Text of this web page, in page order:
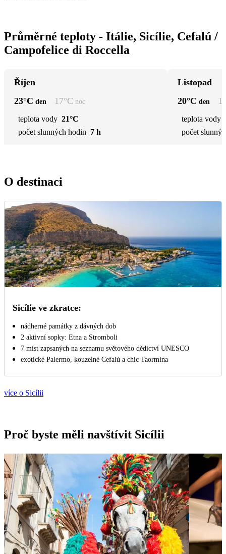
Průměrné teploty - Itálie, Sicílie, Cefalú /
Campofelice di Roccella
Říjen
23°C den 17°C noc
teplota vody 21°C
počet slunných hodin 7 h
Listopad
20°C den
teplota vody
počet
O destinaci
Sicílie ve zkratce:
nádherné památky z dávných dob
2 aktivní sopky: Etna a Stromboli
7 míst zapsaných na seznamu světového dědictví UNESCO
exotické Palermo, kouzelné Cefalù a chic Taormina
více o Sicílii
Proč byste měli navštívit Sicílii